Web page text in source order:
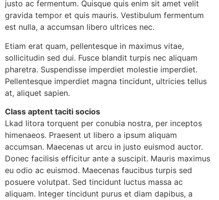
justo ac fermentum. Quisque quis enim sit amet velit
gravida tempor et quis mauris. Vestibulum fermentum
est nulla, a accumsan libero ultrices nec.
Etiam erat quam, pellentesque in maximus vitae,
sollicitudin sed dui. Fusce blandit turpis nec aliquam
pharetra. Suspendisse imperdiet molestie imperdiet.
Pellentesque imperdiet magna tincidunt, ultricies tellus
at, aliquet sapien.
Class aptent taciti socios
Lkad litora torquent per conubia nostra, per inceptos
himenaeos. Praesent ut libero a ipsum aliquam
accumsan. Maecenas ut arcu in justo euismod auctor.
Donec facilisis efficitur ante a suscipit. Mauris maximus
eu odio ac euismod. Maecenas faucibus turpis sed
posuere volutpat. Sed tincidunt luctus massa ac
aliquam. Integer tincidunt purus et diam dapibus, a